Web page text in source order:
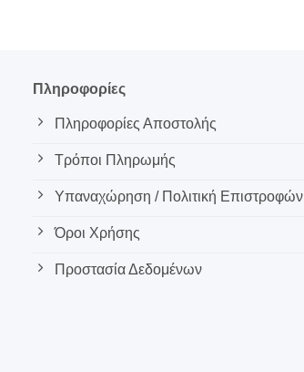
Πληροφορίες
Πληροφορίες Αποστολής
Τρόποι Πληρωμής
Υπαναχώρηση / Πολιτική Επιστροφών
Όροι Χρήσης
Προστασία Δεδομένων